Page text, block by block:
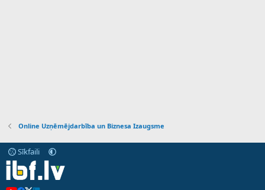
Online Uzņēmējdarbība un Biznesa Izaugsme
Sīkfaili